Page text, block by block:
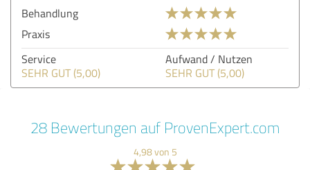
Behandlung
Praxis
Service
SEHR GUT (5,00)
Aufwand / Nutzen
SEHR GUT (5,00)
28 Bewertungen auf ProvenExpert.com
4,98 von 5